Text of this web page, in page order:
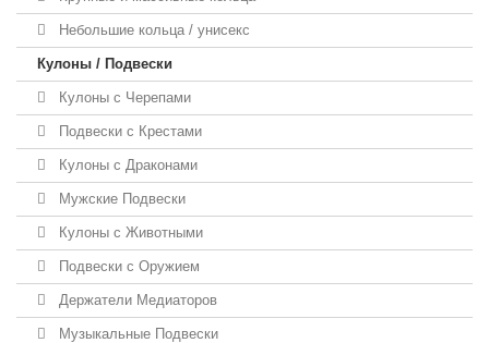
Небольшие кольца / унисекс
Кулоны / Подвески
Кулоны с Черепами
Подвески с Крестами
Кулоны с Драконами
Мужские Подвески
Кулоны с Животными
Подвески с Оружием
Держатели Медиаторов
Музыкальные Подвески